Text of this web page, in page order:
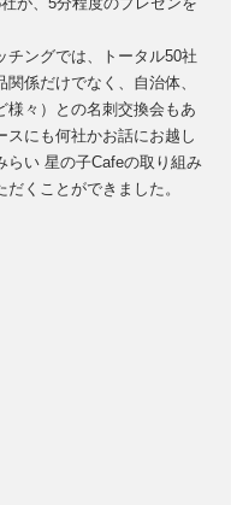
チングでは、トータル50社
係だけでなく、自治体、
様々）との名刺交換会もあ
スにも何社かお話にお越し
らい 星の子Cafeの取り組み
くことができました。